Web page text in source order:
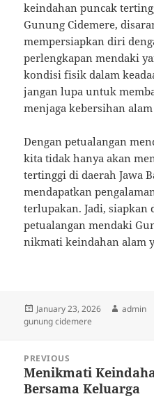
keindahan puncak
Gunung Cidemere,
mempersiapkan diri
perlengkapan mendaki
kondisi fisik dalam
jangan lupa untuk
menjaga kebersihan
Dengan petualangan
kita tidak hanya akan
tertinggi di daerah Jawa
mendapatkan
terlupakan. Jadi,
petualangan mendaki
nikmati keindahan alam
Posted
on
January 23, 2026 Author
admin
gunung cidemere
navigation
PREVIOUS
Previous
post:
Menikmati
Bersama Keluarga